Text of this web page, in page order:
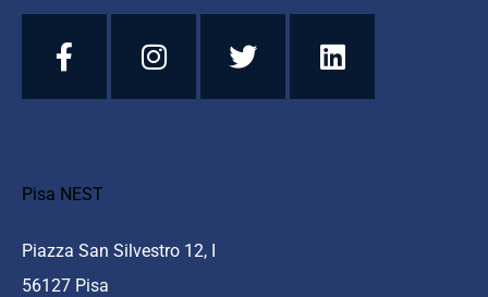
Pisa NEST
Piazza San Silvestro 12, I
56127 Pisa